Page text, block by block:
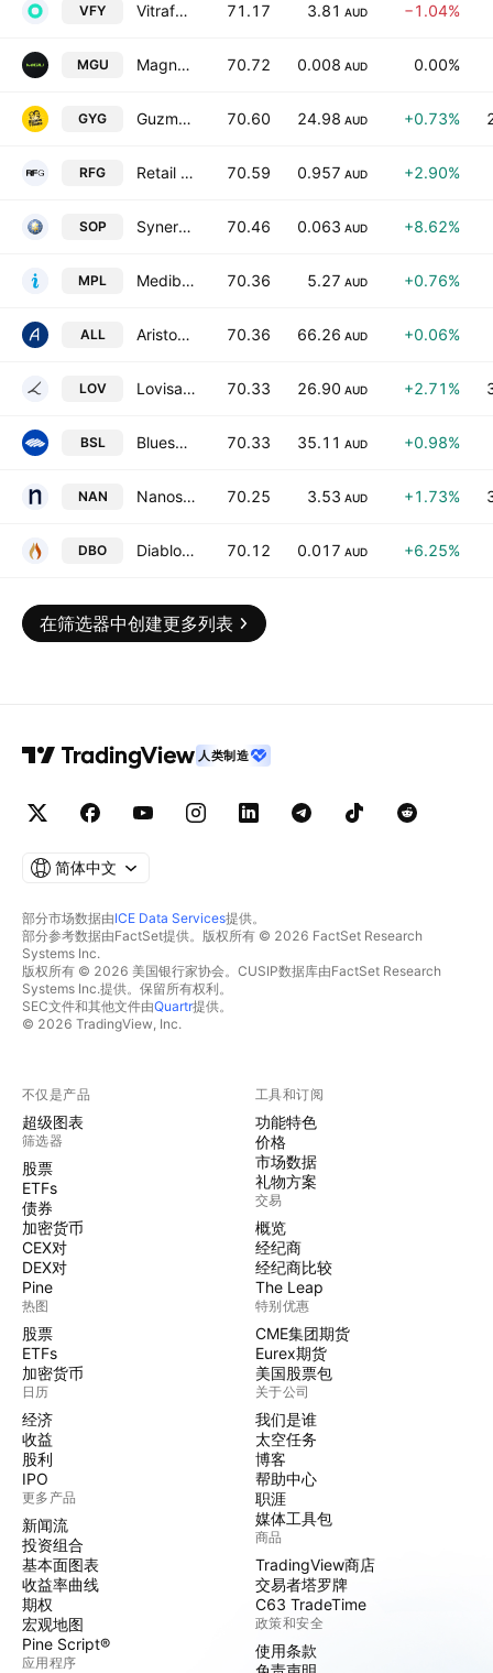
VFY Vitrafy Life Sciences Ltd. 71.17 3.81 AUD −1.04%
MGU Magnum Mining and Exploration Limited 70.72 0.008 AUD 0.00%
GYG Guzman y Gomez Ltd. 70.60 24.98 AUD +0.73%
RFG Retail Food Group Limited 70.59 0.957 AUD +2.90%
SOP Synertec Corporation Limited 70.46 0.063 AUD +8.62%
MPL Medibank Private Ltd. 70.36 5.27 AUD +0.76%
ALL Aristocrat Leisure Limited 70.36 66.26 AUD +0.06%
LOV Lovisa Holdings Ltd. 70.33 26.90 AUD +2.71%
BSL Bluescope Steel Limited 70.33 35.11 AUD +0.98%
NAN Nanosonics Limited 70.25 3.53 AUD +1.73%
DBO Diablo Resources Limited 70.12 0.017 AUD +6.25%
在筛选器中创建更多列表
人类制造
简体中文
部分市场数据由ICE Data Services提供。
部分参考数据由FactSet提供。版权所有 © 2026 FactSet Research
Systems Inc.
版权所有 © 2026 美国银行家协会。CUSIP数据库由FactSet Research
Systems Inc.提供。保留所有权利。
SEC文件和其他文件由Quartr提供。
© 2026 TradingView, Inc.
不仅是产品
超级图表
筛选器
股票
ETFs
债券
加密货币
CEX对
DEX对
Pine
热图
股票
ETFs
加密货币
日历
经济
收益
股利
IPO
更多产品
新闻流
投资组合
基本面图表
收益率曲线
期权
宏观地图
Pine Script®
应用程序
工具和订阅
功能特色
价格
市场数据
礼物方案
交易
概览
经纪商
经纪商比较
The Leap
特别优惠
CME集团期货
Eurex期货
美国股票包
关于公司
我们是谁
太空任务
博客
帮助中心
职涯
媒体工具包
商品
TradingView商店
交易者塔罗牌
C63 TradeTime
政策和安全
使用条款